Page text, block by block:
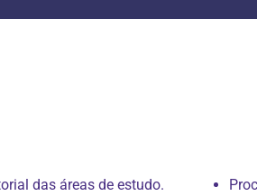
das áreas de estudo.